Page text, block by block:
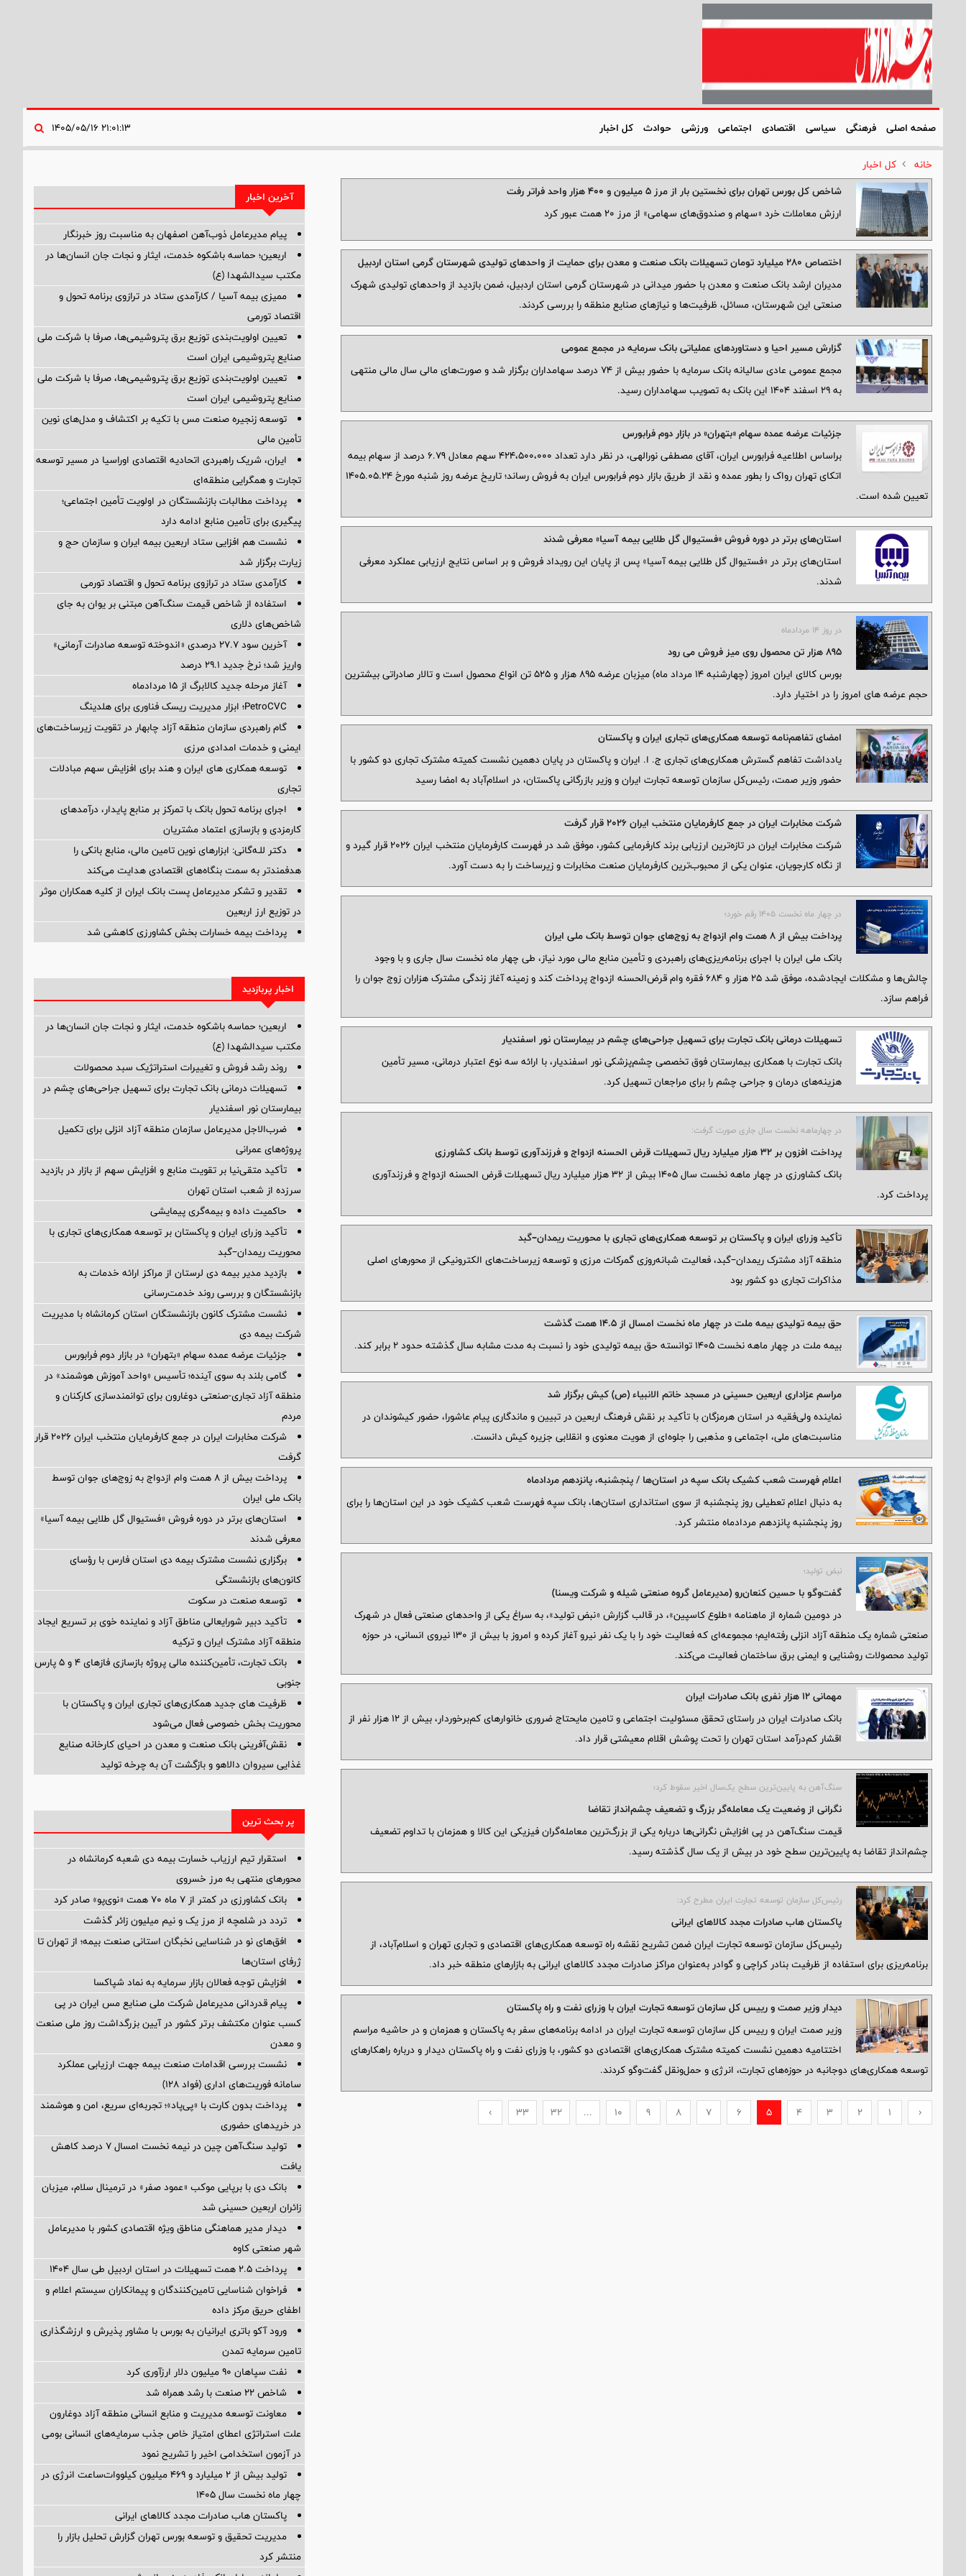
صفحه اصلی فرهنگی سیاسی اقتصادی اجتماعی ورزشی حوادث کل اخبار
خانه
کل اخبار
شاخص کل بورس تهران برای نخستین بار از مرز ۵ میلیون و ۴۰۰ هزار واحد فراتر رفت
ارزش معاملات خرد «سهام و صندوق‌های سهامی» از مرز ۲۰ همت عبور کرد
اختصاص ۲۸۰ میلیارد تومان تسهیلات بانک صنعت و معدن برای حمایت از واحدهای تولیدی شهرستان گرمی استان اردبیل
مدیران ارشد بانک صنعت و معدن با حضور میدانی در شهرستان گرمی استان اردبیل، ضمن بازدید از واحدهای تولیدی شهرک
صنعتی این شهرستان، مسائل، ظرفیت‌ها و نیازهای صنایع منطقه را بررسی کردند.
گزارش مسیر احیا و دستاوردهای عملیاتی بانک سرمایه در مجمع عمومی
مجمع عمومی عادی سالیانه بانک سرمایه با حضور بیش از ۷۴ درصد سهامداران برگزار شد و صورت‌های مالی سال مالی منتهی
به ۲۹ اسفند ۱۴۰۴ این بانک به تصویب سهامداران رسید.
جزئیات عرضه عمده سهام «بتهران» در بازار دوم فرابورس
براساس اطلاعیه فرابورس ایران، آقای مصطفی نورالهی، در نظر دارد تعداد 424،500،000 سهم معادل 6.79 درصد از سهام بیمه
اتکای تهران رواک را بطور عمده و نقد از طریق بازار دوم فرابورس ایران به فروش رساند؛ تاریخ عرضه روز شنبه مورخ 1405.05.24
تعیین شده است.
استان‌های برتر در دوره فروش «فستیوال گل طلایی بیمه آسیا» معرفی شدند
استان‌های برتر در «فستیوال گل طلایی بیمه آسیا» پس از پایان این رویداد فروش و بر اساس نتایج ارزیابی عملکرد معرفی
شدند.
در روز ۱۴ مردادماه
895 هزار تن محصول روی میز فروش می رود
بورس کالای ایران امروز (چهارشنبه ۱۴ مرداد ماه) میزبان عرضه ۸۹۵ هزار و ۵۲۵ تن انواع محصول است و تالار صادراتی بیشترین
حجم عرضه های امروز را در اختیار دارد.
امضای تفاهم‌نامه توسعه همکاری‌های تجاری ایران و پاکستان
یادداشت تفاهم گسترش همکاری‌های تجاری ج. ا. ایران و پاکستان در پایان دهمین نشست کمیته مشترک تجاری دو کشور با
حضور وزیر صمت، رئیس‌کل سازمان توسعه تجارت ایران و وزیر بازرگانی پاکستان، در اسلام‌آباد به امضا رسید
شرکت مخابرات ایران در جمع کارفرمایان منتخب ایران ۲۰۲۶ قرار گرفت
شرکت مخابرات ایران در تازه‌ترین ارزیابی برند کارفرمایی کشور، موفق شد در فهرست کارفرمایان منتخب ایران ۲۰۲۶ قرار گیرد و
از نگاه کارجویان، عنوان یکی از محبوب‌ترین کارفرمایان صنعت مخابرات و زیرساخت را به دست آورد.
در چهار ماه نخست ۱۴۰۵ رقم خورد؛
پرداخت بیش از ۸ همت وام ازدواج به زوج‌های جوان توسط بانک ملی ایران
بانک ملی ایران با اجرای برنامه‌ریزی‌های راهبردی و تأمین منابع مالی مورد نیاز، طی چهار ماه نخست سال جاری و با وجود
چالش‌ها و مشکلات ایجادشده، موفق شد ۲۵ هزار و ۶۸۴ فقره وام قرض‌الحسنه ازدواج پرداخت کند و زمینه آغاز زندگی مشترک هزاران زوج جوان را
فراهم سازد.
تسهیلات درمانی بانک تجارت برای تسهیل جراحی‌های چشم در بیمارستان نور اسفندیار
بانک تجارت با همکاری بیمارستان فوق تخصصی چشم‌پزشکی نور اسفندیار، با ارائه سه نوع اعتبار درمانی، مسیر تأمین
هزینه‌های درمان و جراحی چشم را برای مراجعان تسهیل کرد.
در چهارماهه نخست سال جاری صورت گرفت:
پرداخت افزون بر 32 هزار میلیارد ریال تسهیلات قرض الحسنه ازدواج و فرزندآوری توسط بانک کشاورزی
بانک کشاورزی در چهار ماهه نخست سال 1405 بیش از 32 هزار میلیارد ریال تسهیلات قرض الحسنه ازدواج و فرزندآوری
پرداخت کرد.
تأکید وزرای ایران و پاکستان بر توسعه همکاری‌های تجاری با محوریت ریمدان–گبد
منطقه آزاد مشترک ریمدان–گبد، فعالیت شبانه‌روزی گمرکات مرزی و توسعه زیرساخت‌های الکترونیکی از محورهای اصلی
مذاکرات تجاری دو کشور بود
حق بیمه تولیدی بیمه ملت در چهار ماه نخست امسال از 14.5 همت گذشت
بیمه ملت در چهار ماهه نخست ۱۴٠۵ توانسته حق بیمه تولیدی خود را نسبت به مدت مشابه سال گذشته حدود 2 برابر کند.
مراسم عزاداری اربعین حسینی در مسجد خاتم ‌الانبیاء (ص) کیش برگزار شد
نماینده ولی‌فقیه در استان هرمزگان با تأکید بر نقش فرهنگ اربعین در تبیین و ماندگاری پیام عاشورا، حضور کیشوندان در
مناسبت‌های ملی، اجتماعی و مذهبی را جلوه‌ای از هویت معنوی و انقلابی جزیره کیش دانست.
اعلام فهرست شعب کشیک بانک سپه در استان‌ها / پنجشنبه، پانزدهم مردادماه
به دنبال اعلام تعطیلی روز پنجشنبه از سوی استانداری استان‌ها، بانک سپه فهرست شعب کشیک خود در این استان‌ها را برای
روز پنجشنبه پانزدهم مردادماه منتشر کرد.
نبض تولید؛
گفت‌وگو با حسین كنعان‌رو (مدیرعامل گروه صنعتی شیله و شركت ویسنا)
در دومین شماره از ماهنامه «طلوع کاسپین»، در قالب گزارش «نبض تولید»، به سراغ یکی از واحدهای صنعتی فعال در شهرک
صنعتی شماره یک منطقه آزاد انزلی رفته‌ایم؛ مجموعه‌ای که فعالیت خود را با یک نفر نیرو آغاز کرده و امروز با بیش از ۱۳۰ نیروی انسانی، در حوزه
تولید محصولات روشنایی و ایمنی برق ساختمان فعالیت می‌کند.
مهمانی ۱۲ هزار نفری بانک صادرات ایران
بانک صادرات ایران در راستای تحقق مسئولیت اجتماعی و تامین مایحتاج ضروری خانوارهای کم‌برخوردار، بیش از ۱۲ هزار نفر از
اقشار کم‌درآمد استان تهران را تحت پوشش اقلام معیشتی قرار داد.
سنگ‌آهن به پایین‌ترین سطح یک‌سال اخیر سقوط کرد؛
نگرانی از وضعیت یک معامله‌گر بزرگ و تضعیف چشم‌انداز تقاضا
قیمت سنگ‌آهن در پی افزایش نگرانی‌ها درباره یکی از بزرگ‌ترین معامله‌گران فیزیکی این کالا و همزمان با تداوم تضعیف
چشم‌انداز تقاضا به پایین‌ترین سطح خود در بیش از یک سال گذشته رسید.
رئیس‌کل سازمان توسعه تجارت ایران مطرح کرد:
پاکستان هاب صادرات مجدد کالاهای ایرانی
رئیس‌کل سازمان توسعه تجارت ایران ضمن تشریح نقشه راه توسعه همکاری‌های اقتصادی و تجاری تهران و اسلام‌آباد، از
برنامه‌ریزی برای استفاده از ظرفیت بنادر کراچی و گوادر به‌عنوان مراکز صادرات مجدد کالاهای ایرانی به بازارهای منطقه خبر داد.
دیدار وزیر صمت و رییس کل سازمان توسعه تجارت ایران با وزرای نفت و راه پاکستان
وزیر صمت ایران و رییس کل سازمان توسعه تجارت ایران در ادامه برنامه‌های سفر به پاکستان و همزمان و در حاشیه مراسم
اختتامیه دهمین نشست کمیته مشترک همکاری‌های اقتصادی دو کشور، با وزرای نفت و راه پاکستان دیدار و درباره راهکارهای
توسعه همکاری‌های دوجانبه در حوزه‌های تجارت، انرژی و حمل‌ونقل گفت‌وگو کردند.
‹
1
2
3
4
5
6
7
8
9
10
...
32
33
›
آخرین اخبار
پیام مدیرعامل ذوب‌آهن اصفهان به مناسبت روز خبرنگار
اربعین؛ حماسه باشکوه خدمت، ایثار و نجات جان انسان‌ها در
مکتب سیدالشهدا (ع)
ممیزی بیمه آسیا / کارآمدی ستاد در ترازوی برنامه تحول و
اقتصاد تورمی
تعیین اولویت‌بندی توزیع برق پتروشیمی‌ها، صرفا با شرکت ملی
صنایع پتروشیمی ایران است
تعیین اولویت‌بندی توزیع برق پتروشیمی‌ها، صرفا با شرکت ملی
صنایع پتروشیمی ایران است
توسعه زنجیره صنعت مس با تکیه بر اکتشاف و مدل‌های نوین
تأمین مالی
ایران، شریک راهبردی اتحادیه اقتصادی اوراسیا در مسیر توسعه
تجارت و همگرایی منطقه‌ای
پرداخت مطالبات بازنشستگان در اولویت تأمین اجتماعی؛
پیگیری برای تأمین منابع ادامه دارد
نشست هم افزایی ستاد اربعین بیمه ایران و سازمان حج و
زیارت برگزار شد
کارآمدی ستاد در ترازوی برنامه تحول و اقتصاد تورمی
استفاده از شاخص قیمت سنگ‌آهن مبتنی بر یوان به جای
شاخص‌های دلاری
آخرین سود ۲۷.۷ درصدی «اندوخته توسعه صادرات آرمانی»
واریز شد؛ نرخ جدید ۲۹.۱ درصد
آغاز مرحله جدید کالابرگ از ۱۵ مردادماه
PetroCVC؛ ابزار مدیریت ریسک فناوری برای هلدینگ
گام راهبردی سازمان منطقه آزاد چابهار در تقویت زیرساخت‌های
ایمنی و خدمات امدادی مرزی
توسعه همکاری های ایران و هند برای افزایش سهم مبادلات
تجاری
اجرای برنامه تحول بانک با تمرکز بر منابع پایدار، درآمدهای
کارمزدی و بازسازی اعتماد مشتریان
دکتر للـه‌گانی: ابزارهای نوین تامین مالی، منابع بانکی را
هدفمندتر به سمت بنگاه‌های اقتصادی هدایت می‌کند
تقدیر و تشکر مدیرعامل پست بانک ایران از کلیه همکاران موثر
در توزیع ارز اربعین
پرداخت بیمه خسارات بخش کشاورزی کاهشی شد
اخبار پربازدید
اربعین؛ حماسه باشکوه خدمت، ایثار و نجات جان انسان‌ها در
مکتب سیدالشهدا (ع)
روند رشد فروش و تغییرات استراتژیک سبد محصولات
تسهیلات درمانی بانک تجارت برای تسهیل جراحی‌های چشم در
بیمارستان نور اسفندیار
ضرب‌الاجل مدیرعامل سازمان منطقه آزاد انزلی برای تكمیل
پروژه‌های عمرانی
تأکید متقی‌نیا بر تقویت منابع و افزایش سهم از بازار در بازدید
سرزده از شعب استان تهران
حاکمیت داده و بیمه‌گری پیمایشی
تأکید وزرای ایران و پاکستان بر توسعه همکاری‌های تجاری با
محوریت ریمدان–گبد
بازدید مدیر بیمه دی لرستان از مراکز ارائه خدمات به
بازنشستگان و بررسی روند خدمت‌رسانی
نشست مشترک کانون بازنشستگان استان کرمانشاه با مدیریت
شرکت بیمه دی
جزئیات عرضه عمده سهام «بتهران» در بازار دوم فرابورس
گامی بلند به سوی آینده؛ تأسیس «واحد آموزش هوشمند» در
منطقه آزاد تجاری-صنعتی دوغارون برای توانمندسازی کارکنان و
مردم
شرکت مخابرات ایران در جمع کارفرمایان منتخب ایران ۲۰۲۶ قرار
گرفت
پرداخت بیش از ۸ همت وام ازدواج به زوج‌های جوان توسط
بانک ملی ایران
استان‌های برتر در دوره فروش «فستیوال گل طلایی بیمه آسیا»
معرفی شدند
برگزاری نشست مشترک بیمه دی استان فارس با رؤسای
کانون‌های بازنشستگی
توسعه صنعت در سکوت
تأکید دبیر شورایعالی مناطق آزاد و نماینده خوی بر تسریع ایجاد
منطقه آزاد مشترک ایران و ترکیه
بانک تجارت، تأمین‌کننده مالی پروژه بازسازی فازهای ۴ و ۵ پارس
جنوبی
ظرفیت های جدید همکاری‌های تجاری ایران و پاکستان با
محوریت بخش خصوصی فعال می‌شود
نقش‌آفرینی بانک صنعت و معدن در احیای کارخانه صنایع
غذایی سیروان دالاهو و بازگشت آن به چرخه تولید
پر بحث ترین
استقرار تیم ارزیاب خسارت بیمه دی شعبه کرمانشاه در
محورهای منتهی به مرز خسروی
بانک کشاورزی در کمتر از ۷ ماه ۷۰ همت «نوی‌پو» صادر کرد
تردد در شلمچه از مرز یک و نیم میلیون زائر گذشت
افق‌های نو در شناسایی نخبگان استانی صنعت بیمه؛ از تهران تا
ژرفای استان‌ها
افزایش توجه فعالان بازار سرمایه به نماد شپاکسا
پیام قدردانی مدیرعامل شرکت ملی صنایع مس ایران در پی
کسب عنوان مکتشف برتر کشور در آیین بزرگداشت روز ملی صنعت
و معدن
نشست بررسی اقدامات صنعت بیمه جهت ارزیابی عملکرد
سامانه فوریت‌های اداری (فواد ۱۲۸)
پرداخت بدون کارت با «پی‌پاد»؛ تجربه‌ای سریع، امن و هوشمند
در خریدهای حضوری
تولید سنگ‌آهن چین در نیمه نخست امسال ۷ درصد کاهش
یافت
بانک دی با برپایی موکب «عمود صفر» در ترمینال سلام، میزبان
زائران اربعین حسینی شد
دیدار مدیر هماهنگی مناطق ویژه اقتصادی کشور با مدیرعامل
شهر صنعتی کاوه
پرداخت ۲.۵ همت تسهیلات در استان اردبیل طی سال ۱۴۰۴
فراخوان شناسایی تامین‌کنندگان و پیمانکاران سیستم اعلام و
اطفای حریق مرکز داده
ورود آکو باتری ایرانیان به بورس با مشاور پذیرش و ارزشگذاری
تامین سرمایه تمدن
نفت سپاهان ۹۰ میلیون دلار ارزآوری کرد
شاخص ۲۲ صنعت با رشد همراه شد
معاونت توسعه مدیریت و منابع انسانی منطقه آزاد دوغارون
علت استراتژی اعطای امتیاز خاص جذب سرمایه‌های انسانی بومی
در آزمون استخدامی اخیر را تشریح نمود
تولید بیش از ۲ میلیارد و ۴۶۹ میلیون کیلووات‌ساعت انرژی در
چهار ماه نخست سال ۱۴۰۵
پاکستان هاب صادرات مجدد کالاهای ایرانی
مدیریت تحقیق و توسعه‌ بورس تهران گزارش تحلیل بازار را
منتشر کرد